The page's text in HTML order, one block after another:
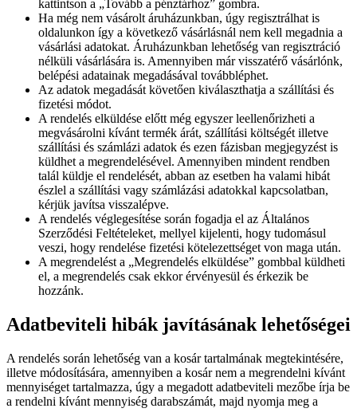
kattintson a „Tovább a pénztárhoz” gombra.
Ha még nem vásárolt áruházunkban, úgy regisztrálhat is
oldalunkon így a következő vásárlásnál nem kell megadnia a
vásárlási adatokat. Áruházunkban lehetőség van regisztráció
nélküli vásárlására is. Amennyiben már visszatérő vásárlónk,
belépési adatainak megadásával továbbléphet.
Az adatok megadását követően kiválaszthatja a szállítási és
fizetési módot.
A rendelés elküldése előtt még egyszer leellenőrizheti a
megvásárolni kívánt termék árát, szállítási költségét illetve
szállítási és számlázi adatok és ezen fázisban megjegyzést is
küldhet a megrendelésével. Amennyiben mindent rendben
talál küldje el rendelését, abban az esetben ha valami hibát
észlel a szállítási vagy számlázási adatokkal kapcsolatban,
kérjük javítsa visszalépve.
A rendelés véglegesítése során fogadja el az Általános
Szerződési Feltételeket, mellyel kijelenti, hogy tudomásul
veszi, hogy rendelése fizetési kötelezettséget von maga után.
A megrendelést a „Megrendelés elküldése” gombbal küldheti
el, a megrendelés csak ekkor érvényesül és érkezik be
hozzánk.
Adatbeviteli hibák javításának lehetőségei
A rendelés során lehetőség van a kosár tartalmának megtekintésére,
illetve módosítására, amennyiben a kosár nem a megrendelni kívánt
mennyiséget tartalmazza, úgy a megadott adatbeviteli mezőbe írja be
a rendelni kívánt mennyiség darabszámát, majd nyomja meg a